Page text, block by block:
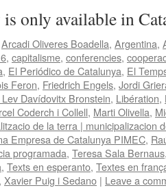
only available in
Arcadi Oliveres Boadella, Argentina,
, capitalisme, conferencies,
, El Periódico de Catalunya, El
Feron, Friedrich Engels, Jordi
Davídovitx Bronstein, Libération,
Coderch i Collell, Marti Olivella,
de la terra | municipalizacion
Empresa de Catalunya PIMEC,
programada, Teresa Sala Bernaus
, Texts en esperanto, Textes en
, Xavier Puig i Sedano | Leave a